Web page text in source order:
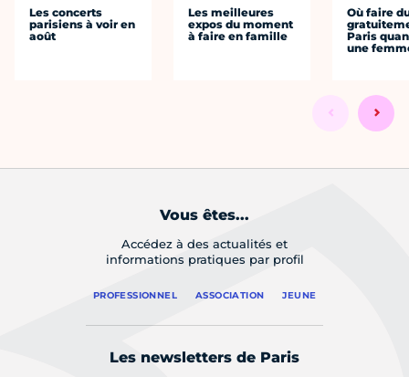
Les concerts
parisiens à voir en
août
Les meilleures
expos du moment
à faire en famille
Où faire
Paris
une
Vous êtes...
Accédez à des actualités et
informations pratiques par profil
PROFESSIONNEL ASSOCIATION JEUNE
Les newsletters de Paris